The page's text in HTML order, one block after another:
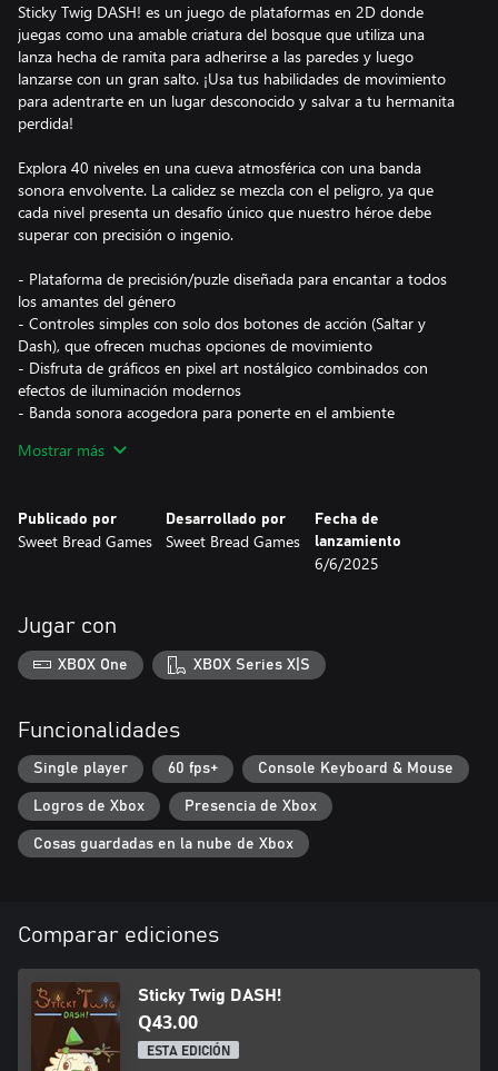
Sticky Twig DASH! es un juego de plataformas en 2D donde
juegas como una amable criatura del bosque que utiliza una
lanza hecha de ramita para adherirse a las paredes y luego
lanzarse con un gran salto. ¡Usa tus habilidades de movimiento
para adentrarte en un lugar desconocido y salvar a tu hermanita
perdida!
Explora 40 niveles en una cueva atmosférica con una banda
sonora envolvente. La calidez se mezcla con el peligro, ya que
cada nivel presenta un desafío único que nuestro héroe debe
superar con precisión o ingenio.
- Plataforma de precisión/puzle diseñada para encantar a todos
los amantes del género
- Controles simples con solo dos botones de acción (Saltar y
Dash), que ofrecen muchas opciones de movimiento
- Disfruta de gráficos en pixel art nostálgico combinados con
efectos de iluminación modernos
- Banda sonora acogedora para ponerte en el ambiente
- Colecciona el corazón de cristal en cada nivel para un desafío
Mostrar más
Publicado por
Sweet Bread Games
Desarrollado por
Sweet Bread Games
Fecha de
lanzamiento
6/6/2025
Jugar con
XBOX One XBOX Series X|S
Funcionalidades
Single player 60 fps+ Console Keyboard & Mouse
Logros de Xbox Presencia de Xbox
Cosas guardadas en la nube de Xbox
Comparar ediciones
Sticky Twig DASH!
Q43.00
ESTA EDICIÓN